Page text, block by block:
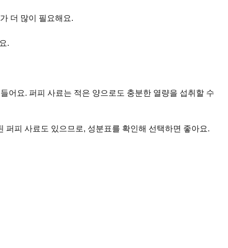
더 많이 필요해요.
.
어요. 퍼피 사료는 적은 양으로도 충분한 열량을 섭취할 수
피 사료도 있으므로, 성분표를 확인해 선택하면 좋아요.